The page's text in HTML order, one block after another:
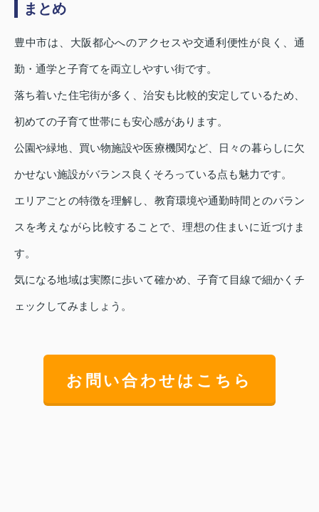
まとめ
豊中市は、大阪都心へのアクセスや交通利便性が良く、通
勤・通学と子育てを両立しやすい街です。
落ち着いた住宅街が多く、治安も比較的安定しているため、
初めての子育て世帯にも安心感があります。
公園や緑地、買い物施設や医療機関など、日々の暮らしに欠
かせない施設がバランス良くそろっている点も魅力です。
エリアごとの特徴を理解し、教育環境や通勤時間とのバラン
スを考えながら比較することで、理想の住まいに近づけま
す。
気になる地域は実際に歩いて確かめ、子育て目線で細かくチ
ェックしてみましょう。
お問い合わせはこちら